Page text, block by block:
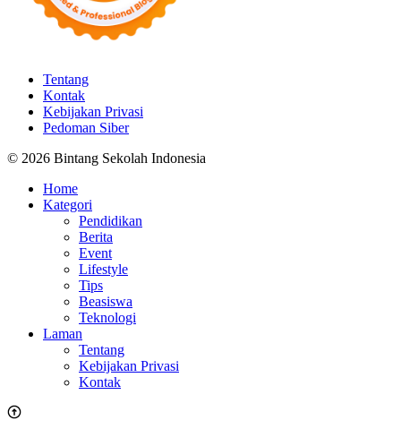
Tentang
Kontak
Kebijakan Privasi
Pedoman Siber
© 2026 Bintang Sekolah Indonesia
Home
Kategori
Pendidikan
Berita
Event
Lifestyle
Tips
Beasiswa
Teknologi
Laman
Tentang
Kebijakan Privasi
Kontak